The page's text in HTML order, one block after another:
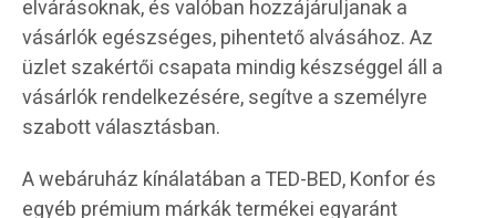
elvárásoknak, és valóban hozzájáruljanak a
vásárlók egészséges, pihentető alvásához. Az
üzlet szakértői csapata mindig készséggel áll a
vásárlók rendelkezésére, segítve a személyre
szabott választásban.
A webáruház kínálatában a TED-BED, Konfor és
egyéb prémium márkák termékei egyaránt